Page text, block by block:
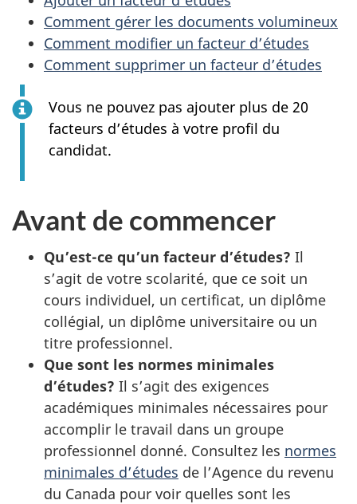
Comment gérer les documents volumineux
Comment modifier un facteur d’études
Comment supprimer un facteur d’études
Vous ne pouvez pas ajouter plus de 20
facteurs d’études à votre profil du
candidat.
Avant de commencer
Qu’est-ce qu’un facteur d’études? Il
s’agit de votre scolarité, que ce soit un
cours individuel, un certificat, un diplôme
collégial, un diplôme universitaire ou un
titre professionnel.
Que sont les normes minimales
d’études? Il s’agit des exigences
académiques minimales nécessaires pour
accomplir le travail dans un groupe
professionnel donné. Consultez les normes
minimales d’études de l’Agence du revenu
du Canada pour voir quelles sont les